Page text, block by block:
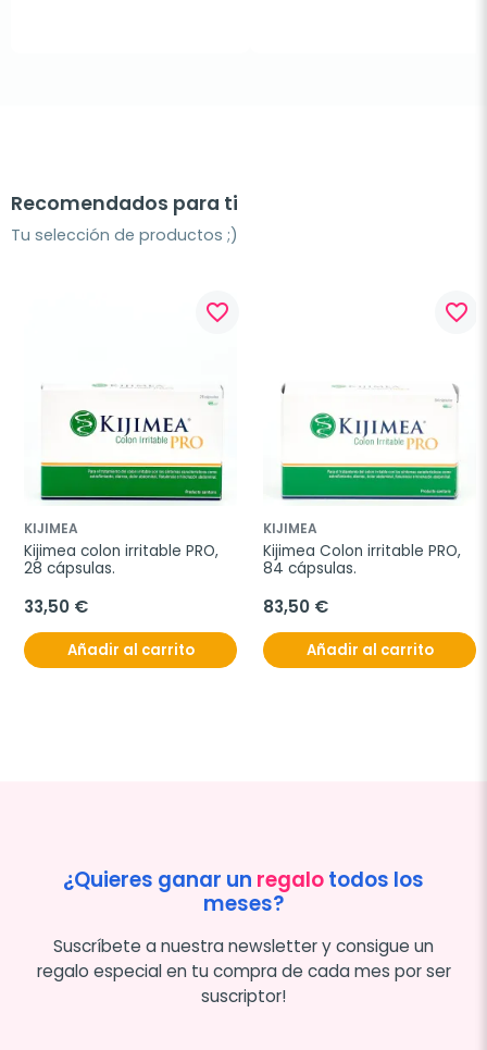
Recomendados para ti
Tu selección de productos ;)
favorite_border
KIJIMEA
Kijimea colon irritable PRO,
28 cápsulas.
33,50 €
Añadir al carrito
favorite_border
KIJIMEA
Kijimea Colon irritable PRO,
84 cápsulas.
83,50 €
Añadir al carrito
¿Quieres ganar un regalotodos los
meses?
Suscríbete a nuestra newsletter y consigue un
regalo especial en tu compra de cada mes por ser
suscriptor!